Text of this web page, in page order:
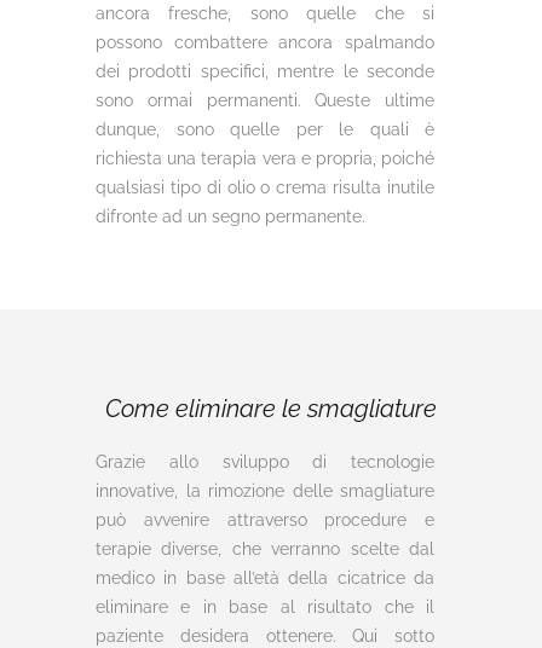
ancora fresche, sono quelle che si
possono combattere ancora spalmando
dei prodotti specifici, mentre le seconde
sono ormai permanenti. Queste ultime
dunque, sono quelle per le quali è
richiesta una terapia vera e propria, poiché
qualsiasi tipo di olio o crema risulta inutile
difronte ad un segno permanente.
Come eliminare le smagliature
Grazie allo sviluppo di tecnologie
innovative, la rimozione delle smagliature
può avvenire attraverso procedure e
terapie diverse, che verranno scelte dal
medico in base all’età della cicatrice da
eliminare e in base al risultato che il
paziente desidera ottenere. Qui sotto